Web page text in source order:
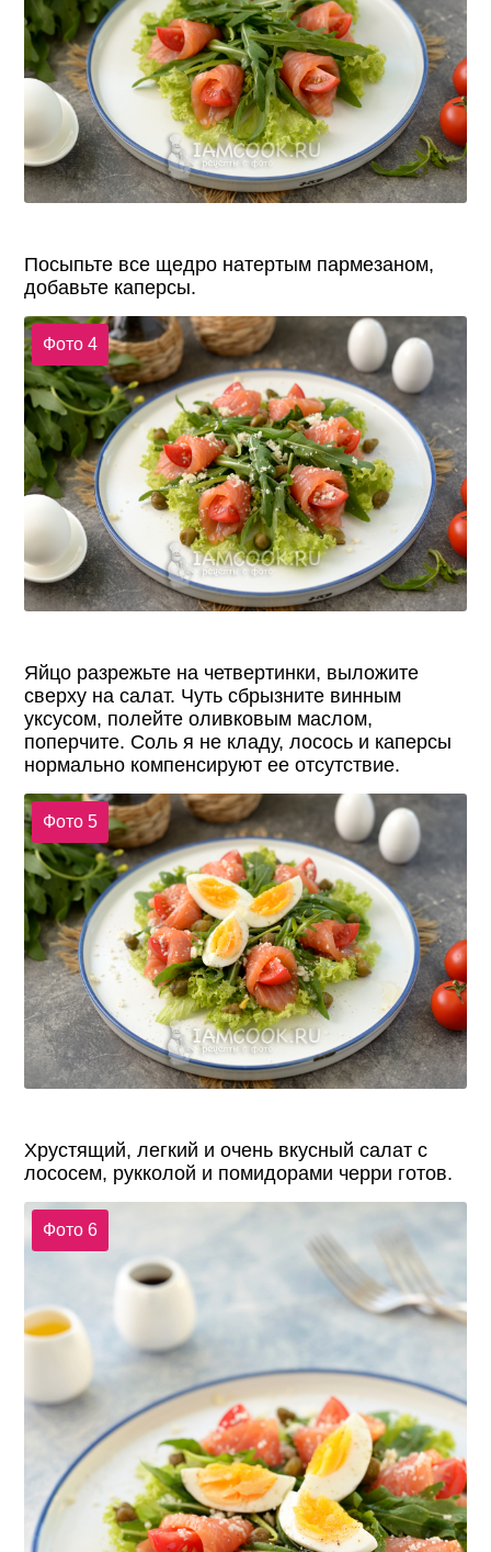
Посыпьте все щедро натертым пармезаном,
добавьте каперсы.
Фото 4
Яйцо разрежьте на четвертинки, выложите
сверху на салат. Чуть сбрызните винным
уксусом, полейте оливковым маслом,
поперчите. Соль я не кладу, лосось и каперсы
нормально компенсируют ее отсутствие.
Фото 5
Хрустящий, легкий и очень вкусный салат с
лососем, рукколой и помидорами черри готов.
Фото 6